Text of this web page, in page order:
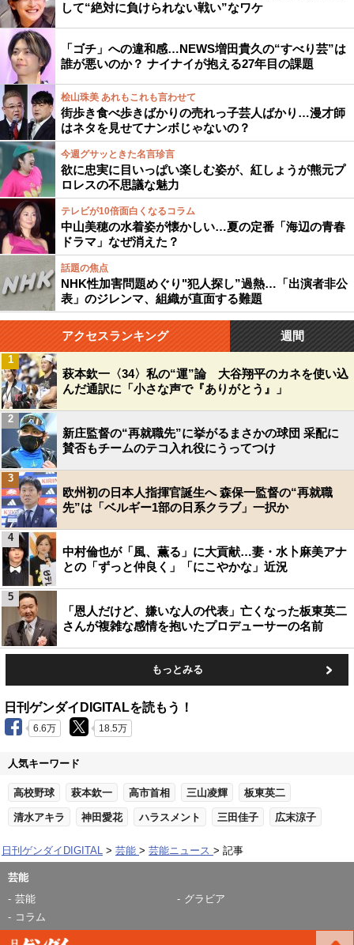
して“絶対に負けられない戦い”なワケ
「ゴチ」への違和感…NEWS増田貴久の“すべり芸”は
誰が悪いのか？ ナイナイが抱える27年目の課題
桧山珠美 あれもこれも言わせて
街歩き食べ歩きばかりの売れっ子芸人ばかり…漫才師
はネタを見せてナンボじゃないの？
今週グサッときた名言珍言
欲に忠実に目いっぱい楽しむ姿が、紅しょうが熊元プ
ロレスの不思議な魅力
テレビが10倍面白くなるコラム
中山美穂の水着姿が懐かしい…夏の定番「海辺の青春
ドラマ」なぜ消えた？
話題の焦点
NHK性加害問題めぐり"犯人探し”過熱…「出演者非公
表」のジレンマ、組織が直面する難題
アクセスランキング 週間
萩本欽一〈34〉私の“運”論 大谷翔平のカネを使い込
んだ通訳に「小さな声で『ありがとう』」
1
新庄監督の“再就職先”に挙がるまさかの球団 采配に
賛否もチームのテコ入れ役にうってつけ
2
欧州初の日本人指揮官誕生へ 森保一監督の“再就職
先”は「ベルギー1部の日系クラブ」一択か
3
中村倫也が「風、薫る」に大貢献…妻・水卜麻美アナ
との「ずっと仲良く」「にこやかな」近況
4
「恩人だけど、嫌いな人の代表」亡くなった板東英二
さんが複雑な感情を抱いたプロデューサーの名前
5
もっとみる
日刊ゲンダイDIGITALを読もう！
6.6万 18.5万
人気キーワード
高校野球 萩本欽一 高市首相 三山凌輝 板東英二
清水アキラ 神田愛花 ハラスメント 三田佳子 広末涼子
日刊ゲンダイDIGITAL 芸能 芸能ニュース 記事
芸能
芸能
グラビア
コラム